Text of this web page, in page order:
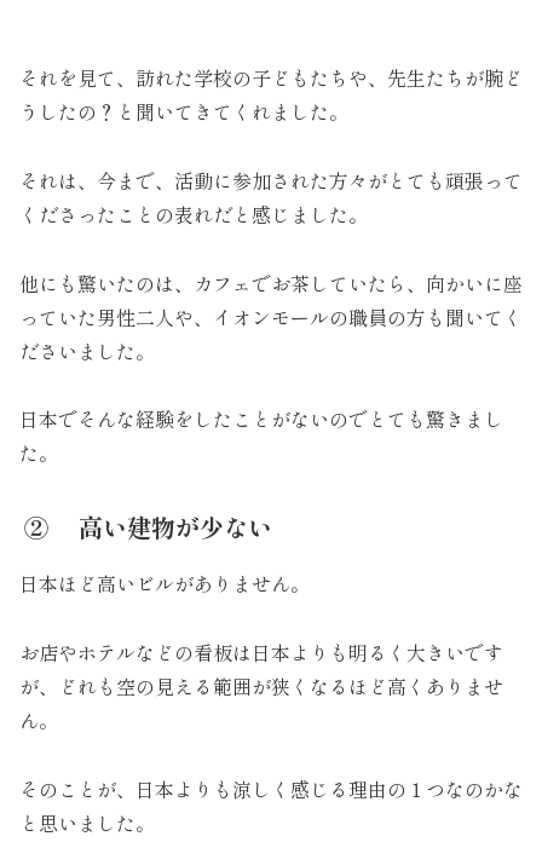
それを見て、訪れた学校の子どもたちや、先生たちが腕ど
うしたの？と聞いてきてくれました。
それは、今まで、活動に参加された方々がとても頑張って
くださったことの表れだと感じました。
他にも驚いたのは、カフェでお茶していたら、向かいに座
っていた男性二人や、イオンモールの職員の方も聞いてく
ださいました。
日本でそんな経験をしたことがないのでとても驚きまし
た。
② 高い建物が少ない
日本ほど高いビルがありません。
お店やホテルなどの看板は日本よりも明るく大きいです
が、どれも空の見える範囲が狭くなるほど高くありませ
ん。
そのことが、日本よりも涼しく感じる理由の１つなのかな
と思いました。